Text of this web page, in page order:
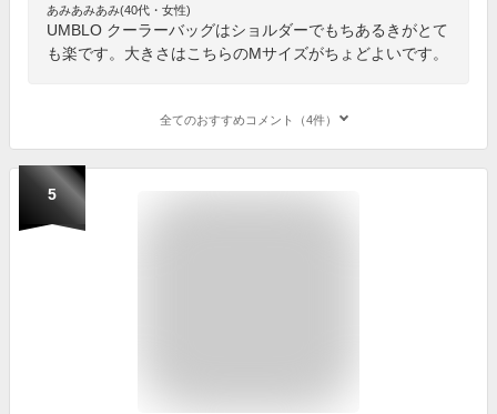
あみあみあみ(40代・女性)
UMBLO クーラーバッグはショルダーでもちあるきがとて
も楽です。大きさはこちらのMサイズがちょどよいです。
全てのおすすめコメント（4件）
5